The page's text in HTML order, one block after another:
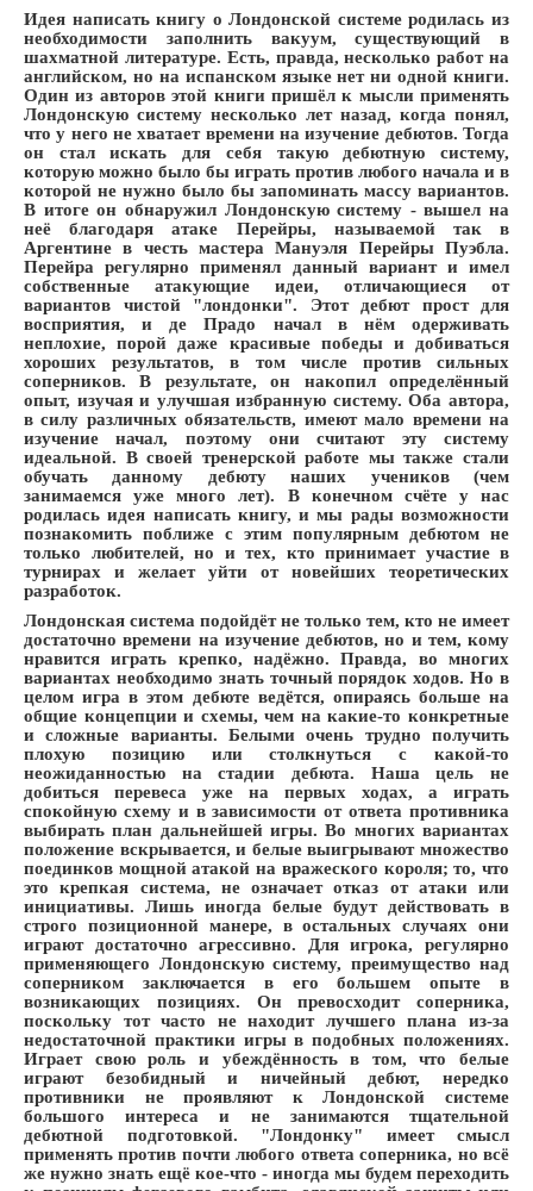
Идея написать книгу о Лондонской системе родилась из
необходимости заполнить вакуум, существующий в
шахматной литературе. Есть, правда, несколько работ на
английском, но на испанском языке нет ни одной книги.
Один из авторов этой книги пришёл к мысли применять
Лондонскую систему несколько лет назад, когда понял,
что у него не хватает времени на изучение дебютов. Тогда
он стал искать для себя такую дебютную систему,
которую можно было бы играть против любого начала и в
которой не нужно было бы запоминать массу вариантов.
В итоге он обнаружил Лондонскую систему - вышел на
неё благодаря атаке Перейры, называемой так в
Аргентине в честь мастера Мануэля Перейры Пуэбла.
Перейра регулярно применял данный вариант и имел
собственные атакующие идеи, отличающиеся от
вариантов чистой "лондонки". Этот дебют прост для
восприятия, и де Прадо начал в нём одерживать
неплохие, порой даже красивые победы и добиваться
хороших результатов, в том числе против сильных
соперников. В результате, он накопил определённый
опыт, изучая и улучшая избранную систему. Оба автора,
в силу различных обязательств, имеют мало времени на
изучение начал, поэтому они считают эту систему
идеальной. В своей тренерской работе мы также стали
обучать данному дебюту наших учеников (чем
занимаемся уже много лет). В конечном счёте у нас
родилась идея написать книгу, и мы рады возможности
познакомить поближе с этим популярным дебютом не
только любителей, но и тех, кто принимает участие в
турнирах и желает уйти от новейших теоретических
разработок.
Лондонская система подойдёт не только тем, кто не имеет
достаточно времени на изучение дебютов, но и тем, кому
нравится играть крепко, надёжно. Правда, во многих
вариантах необходимо знать точный порядок ходов. Но в
целом игра в этом дебюте ведётся, опираясь больше на
общие концепции и схемы, чем на какие-то конкретные
и сложные варианты. Белыми очень трудно получить
плохую позицию или столкнуться с какой-то
неожиданностью на стадии дебюта. Наша цель не
добиться перевеса уже на первых ходах, а играть
спокойную схему и в зависимости от ответа противника
выбирать план дальнейшей игры. Во многих вариантах
положение вскрывается, и белые выигрывают множество
поединков мощной атакой на вражеского короля; то, что
это крепкая система, не означает отказ от атаки или
инициативы. Лишь иногда белые будут действовать в
строго позиционной манере, в остальных случаях они
играют достаточно агрессивно. Для игрока, регулярно
применяющего Лондонскую систему, преимущество над
соперником заключается в его большем опыте в
возникающих позициях. Он превосходит соперника,
поскольку тот часто не находит лучшего плана из-за
недостаточной практики игры в подобных положениях.
Играет свою роль и убеждённость в том, что белые
играют безобидный и ничейный дебют, нередко
противники не проявляют к Лондонской системе
большого интереса и не занимаются тщательной
дебютной подготовкой. "Лондонку" имеет смысл
применять против почти любого ответа соперника, но всё
же нужно знать ещё кое-что - иногда мы будем переходить